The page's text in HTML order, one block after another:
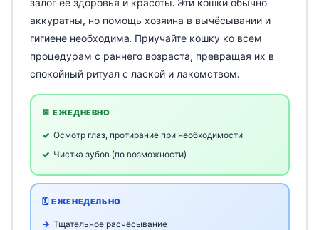
залог её здоровья и красоты. Эти кошки обычно
аккуратны, но помощь хозяина в вычёсывании и
гигиене необходима. Приучайте кошку ко всем
процедурам с раннего возраста, превращая их в
спокойный ритуал с лаской и лакомством.
📆 ЕЖЕДНЕВНО
Осмотр глаз, протирание при необходимости
Чистка зубов (по возможности)
🗓️ ЕЖЕНЕДЕЛЬНО
Тщательное расчёсывание